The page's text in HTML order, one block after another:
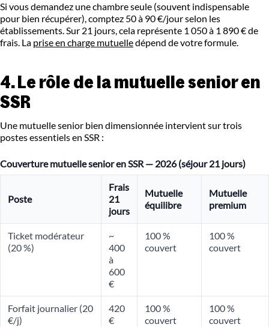
Si vous demandez une chambre seule (souvent indispensable
pour bien récupérer), comptez 50 à 90 €/jour selon les
établissements. Sur 21 jours, cela représente 1 050 à 1 890 € de
frais. La prise en charge mutuelledépend de votre formule.
4. Le rôle de la mutuelle senior en
SSR
Une mutuelle senior bien dimensionnée intervient sur trois
postes essentiels en SSR :
Couverture mutuelle senior en SSR — 2026 (séjour 21 jours)
Poste
Frais
21
jours
Mutuelle
équilibre
Mutuelle
premium
Ticket modérateur
(20 %)
~
400
à
600
€
100 %
couvert
100 %
couvert
Forfait journalier (20
€/j)
420
€
100 %
couvert
100 %
couvert